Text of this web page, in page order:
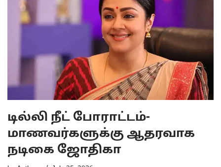
டில்லி நீட் போராட்டம்-
மாணவர்களுக்கு ஆதரவாக
நடிகை ஜோதிகா